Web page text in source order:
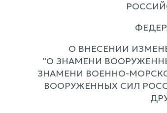
О ВНЕСЕНИИ
"О ЗНАМЕНИ
ЗНАМЕНИ ВОЕННО-
ВООРУЖЕННЫХ СИЛ